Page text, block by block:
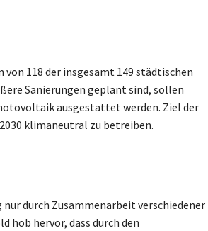
118 der insgesamt 149 städtischen
Sanierungen geplant sind, sollen
ausgestattet werden. Ziel der
klimaneutral zu betreiben.
durch Zusammenarbeit verschiedener
hob hervor, dass durch den